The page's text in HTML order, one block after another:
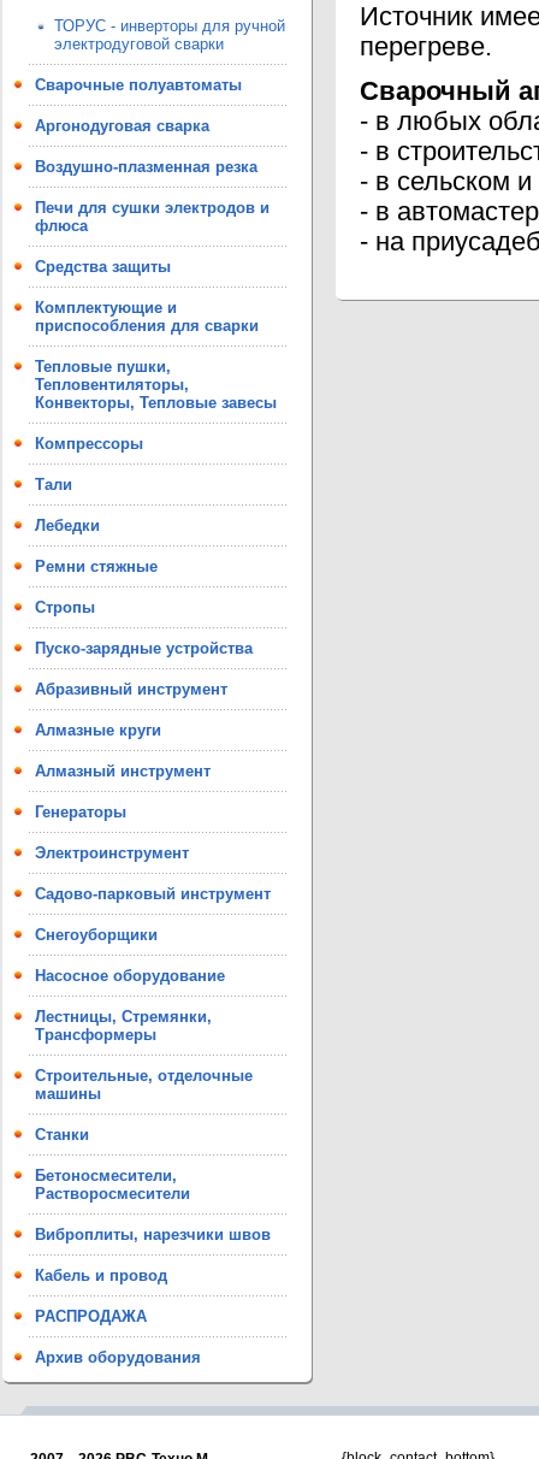
ТОРУС - инверторы для ручной
электродуговой сварки
Сварочные полуавтоматы
Аргонодуговая сварка
Воздушно-плазменная резка
Печи для сушки электродов и
флюса
Средства защиты
Комплектующие и
приспособления для сварки
Тепловые пушки,
Тепловентиляторы,
Конвекторы, Тепловые завесы
Компрессоры
Тали
Лебедки
Ремни стяжные
Стропы
Пуско-зарядные устройства
Абразивный инструмент
Алмазные круги
Алмазный инструмент
Генераторы
Электроинструмент
Садово-парковый инструмент
Снегоуборщики
Насосное оборудование
Лестницы, Стремянки,
Трансформеры
Строительные, отделочные
машины
Станки
Бетоносмесители,
Растворосмесители
Виброплиты, нарезчики швов
Кабель и провод
РАСПРОДАЖА
Архив оборудования
Источник
перегреве.
Сварочный
- в любых
- в
- в сельском
- в
- на